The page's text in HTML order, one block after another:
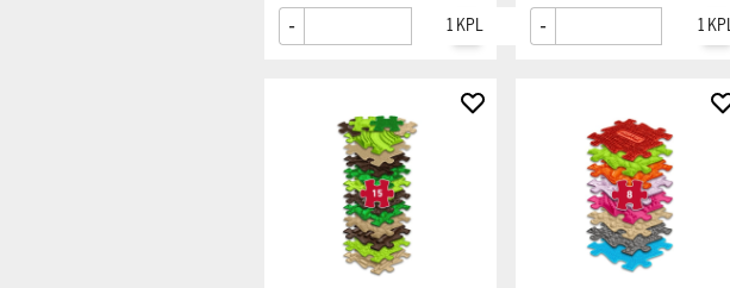
- -